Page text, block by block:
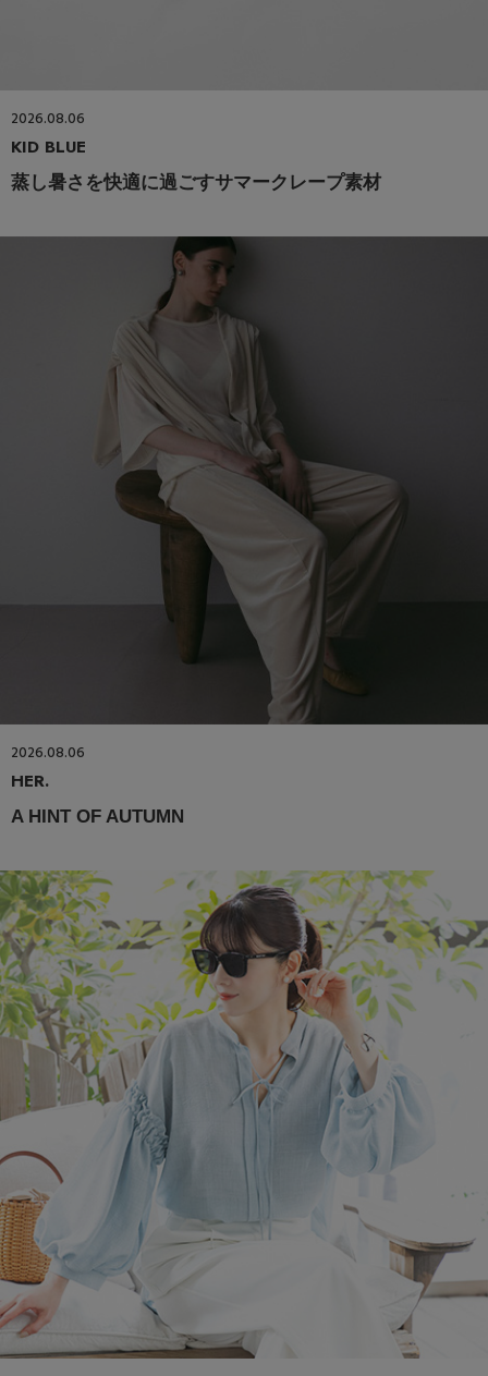
2026.08.06
KID BLUE
蒸し暑さを快適に過ごすサマークレープ素材
2026.08.06
HER.
A HINT OF AUTUMN